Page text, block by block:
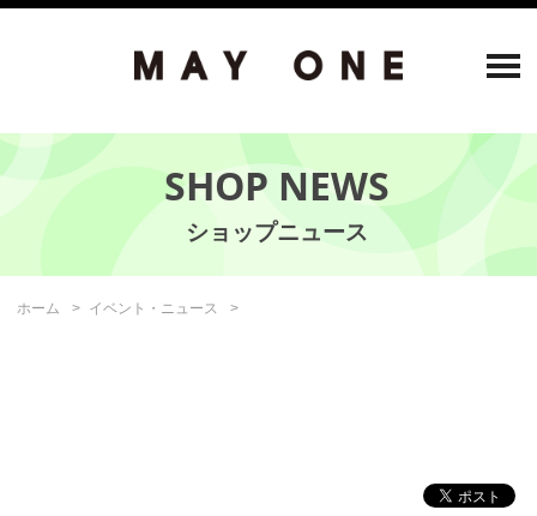
SHOP NEWS
ホーム イベント・ニュース